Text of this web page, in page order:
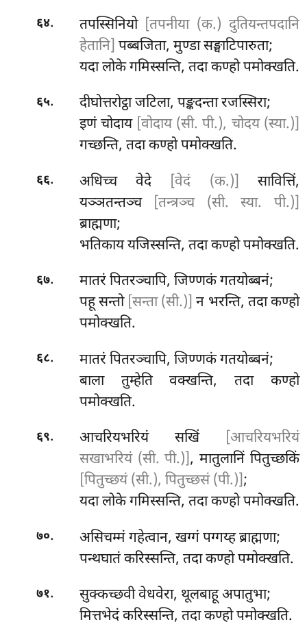
६४. तपस्सिनियो [तपनीया (क.) दुतियन्तपदानि
हेतानि] पब्बजिता, मुण्डा सङ्घाटिपारुता;
यदा लोके गमिस्सन्ति, तदा कण्हो पमोक्खति.
६५. दीघोत्तरोट्ठाजटिला, पङ्कदन्ता रजस्सिरा;
इणं चोदाय [वोदाय (सी. पी.), चोदय (स्या.)]
गच्छन्ति, तदा कण्हो पमोक्खति.
६६. अधिच्च वेदे [वेदं (क.)] सावित्तिं,
यञ्ञतन्तञ्च
[तन्त्रञ्च (सी. स्या. पी.)]
ब्राह्मणा;
भतिकाय यजिस्सन्ति, तदा कण्हो पमोक्खति.
६७.
मातरं पितरञ्चापि, जिण्णकं गतयोब्बनं;
पहू सन्तो [सन्ता (सी.)] न भरन्ति, तदा कण्हो
पमोक्खति.
६८. मातरंपितरञ्चापि, जिण्णकं गतयोब्बनं;
बाला तुम्हेति वक्खन्ति, तदा कण्हो
पमोक्खति.
६९. आचरियभरियं सखिं
[आचरियभरियं
सखाभरियं (सी. पी.)], मातुलानिं पितुच्छकिं
[पितुच्छयं (सी.), पितुच्छसं (पी.)];
यदा लोके गमिस्सन्ति, तदा कण्हो पमोक्खति.
७०.
असिचम्मं गहेत्वान, खग्गं पग्गय्ह ब्राह्मणा;
पन्थघातं करिस्सन्ति, तदा कण्हो पमोक्खति.
७१.
सुक्कच्छवी वेधवेरा, थूलबाहू अपातुभा;
मित्तभेदं करिस्सन्ति, तदा कण्हो पमोक्खति.